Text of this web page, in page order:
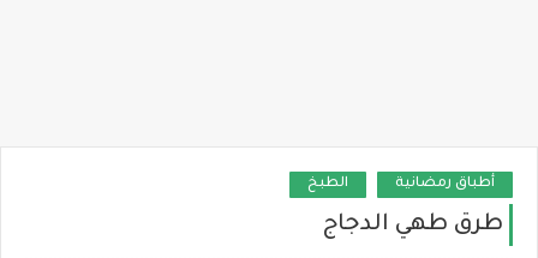
أطباق رمضانية الطبخ
طرق طهي الدجاج